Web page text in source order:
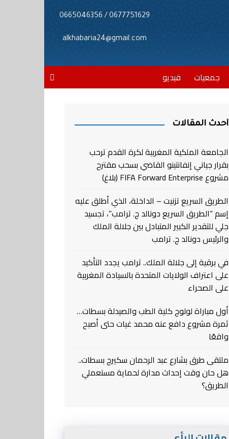
0677751629 / 0665046356
alkhabaria24@gmail.com
جمعيات فيديو
أحدث المقالات
الجامعة الملكية المغربية لكرة القدم ترحب
بقرار جياني إنفانتينو القاضي بسحب مقترح
مشروع FIFA Forward Enterprise (بلاغ)
الطريق السريع تزنيت – الداخلة، الذي أطلق عليه
إسم “الطريق السريع دونالد ج. ترامب”، تجسيد
جلي للتقدير الكبير المتبادل بين جلالة الملك
والرئيس دونالد ج. ترامب
في برقية إلى جلالة الملك.. ترامب يجدد التأكيد
على اعتراف الولايات المتحدة بالسيادة المغربية
على الصحراء
أول مباراة لولوج كلية الطب والصيدلة بسطات…
ثمرة مشروع دافع عنه محمد غيات حتى أصبح
واقعًا
ملتقى طرق بشارع عبد الرحمان سكيرج بسطات..
هل حان وقت إحداث مدارة لحماية مستعملي
الطريق؟